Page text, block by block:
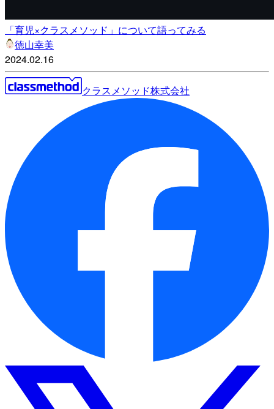
「育児×クラスメソッド」について語ってみる
徳山幸美
2024.02.16
クラスメソッド株式会社